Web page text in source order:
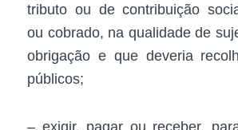
tributo ou de contribuição
ou cobrado, na qualidade de
obrigação e que deveria
públicos;